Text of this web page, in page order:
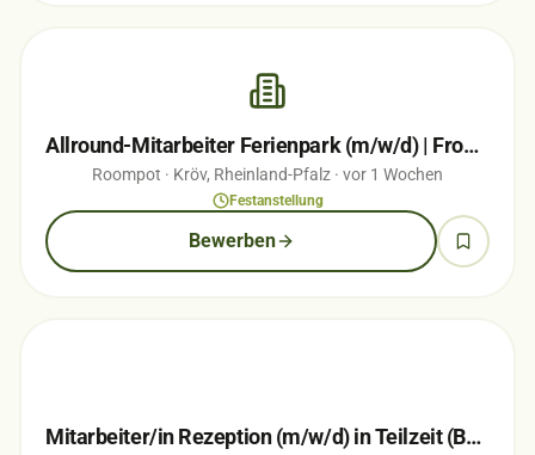
Allround-Mitarbeiter Ferienpark (m/w/d) | Front Office, Gastronomie & Freizeit…
Roompot · Kröv, Rheinland-Pfalz · vor 1 Wochen
Festanstellung
Bewerben
Mitarbeiter/in Rezeption (m/w/d) in Teilzeit (Bürogehilf(e/in))